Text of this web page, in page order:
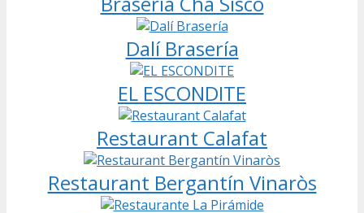
Dalí Brasería
EL ESCONDITE
Restaurant Calafat
Restaurant Bergantín Vinaròs